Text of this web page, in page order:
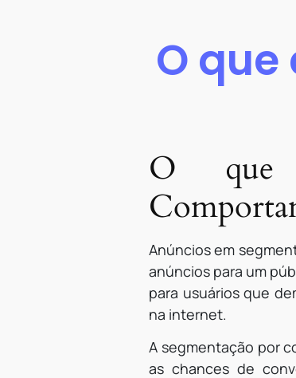
O
O que
Anúncios em
anúncios para um
para usuários que
na internet.
A segmentação por
as chances de